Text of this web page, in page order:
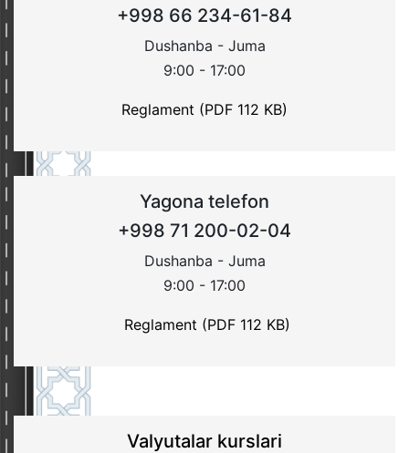
+998 66 234-61-84
Dushanba - Juma
9:00 - 17:00
Reglament (PDF 112 KB)
Yagona telefon
+998 71 200-02-04
Dushanba - Juma
9:00 - 17:00
Reglament (PDF 112 KB)
Valyutalar kurslari